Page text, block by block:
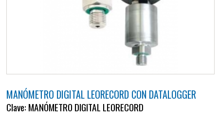
MANÓMETRO DIGITAL LEORECORD CON DATALOGGER
Clave: MANÓMETRO DIGITAL LEORECORD